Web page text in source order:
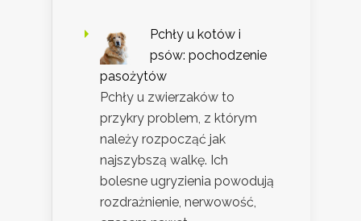
Pchły u kotów i
psów: pochodzenie
pasożytów
Pchły u zwierzaków to
przykry problem, z którym
należy rozpocząć jak
najszybszą walkę. Ich
bolesne ugryzienia powodują
rozdrażnienie, nerwowość,